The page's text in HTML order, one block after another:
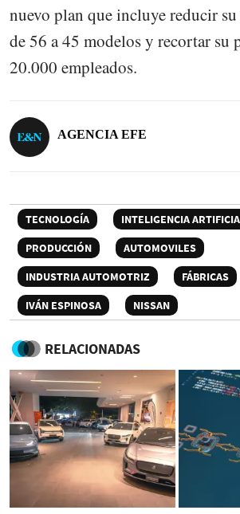
nuevo plan que incluye reducir
de 56 a 45 modelos y recortar su
20.000 empleados.
AGENCIA EFE
TECNOLOGÍA
INTELIGENCIA
PRODUCCIÓN
AUTOMOVILES
INDUSTRIA AUTOMOTRIZ
FÁBRICAS
IVÁN ESPINOSA
NISSAN
RELACIONADAS